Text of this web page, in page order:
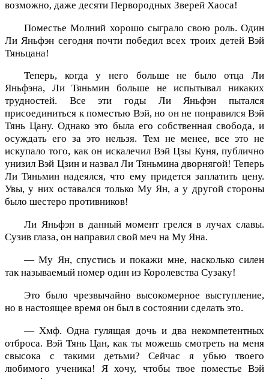
возможно, даже десяти Первородных Зверей Хаоса!
Поместье Молний хорошо сыграло свою роль. Один
Ли Яньфэн сегодня почти победил всех троих детей Вэй
Тяньцана!
Теперь, когда у него больше не было отца Ли
Яньфэна, Ли Тяньмин больше не испытывал никаких
трудностей. Все эти годы Ли Яньфэн пытался
присоединиться к поместью Вэй, но он не понравился Вэй
Тянь Цану. Однако это была его собственная свобода, и
осуждать его за это нельзя. Тем не менее, все это не
искупало того, как он искалечил Вэй Цзы Куня, публично
унизил Вэй Цзин и назвал Ли Тяньмина дворнягой! Теперь
Ли Тяньмин надеялся, что ему придется заплатить цену.
Увы, у них оставался только Му Ян, а у другой стороны
было шестеро противников!
Ли Яньфэн в данный момент грелся в лучах славы.
Сузив глаза, он направил свой меч на Му Яна.
— Му Ян, спустись и покажи мне, насколько силен
так называемый номер один из Королевства Сузаку!
Это было чрезвычайно высокомерное выступление,
но в настоящее время он был в состоянии сделать это.
— Хмф. Одна гулящая дочь и два некомпетентных
отброса. Вэй Тянь Цан, как ты можешь смотреть на меня
свысока с такими детьми? Сейчас я убью твоего
любимого ученика! Я хочу, чтобы твое поместье Вэй